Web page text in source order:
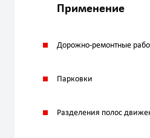
Применение
Дорожно-ремонтные
Парковки
Разделения полос